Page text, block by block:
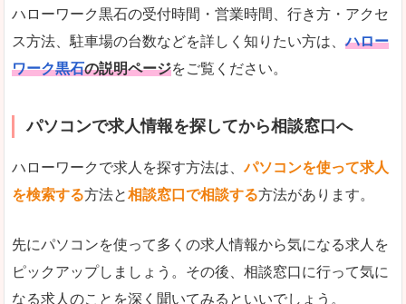
ハローワーク黒石の受付時間・営業時間、行き方・アクセ
ス方法、駐車場の台数などを詳しく知りたい方は、ハロー
ワーク黒石の説明ページをご覧ください。
パソコンで求人情報を探してから相談窓口へ
ハローワークで求人を探す方法は、パソコンを使って求人
を検索する方法と相談窓口で相談する方法があります。
先にパソコンを使って多くの求人情報から気になる求人を
ピックアップしましょう。その後、相談窓口に行って気に
なる求人のことを深く聞いてみるといいでしょう。